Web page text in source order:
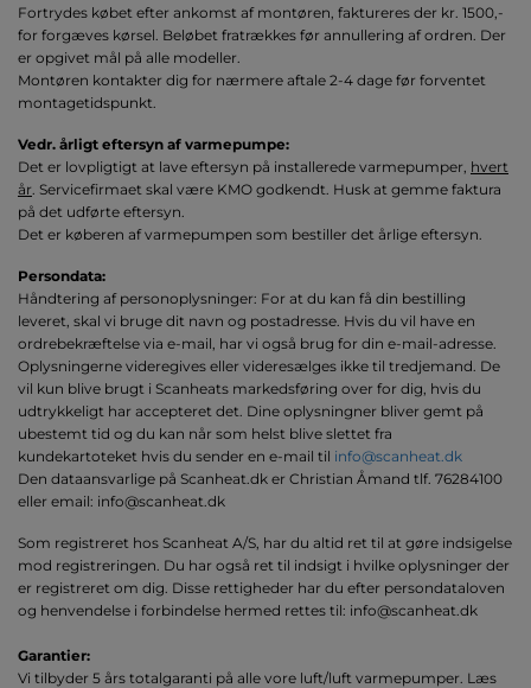
Fortrydes købet efter ankomst af montøren, faktureres der kr. 1500,-
for forgæves kørsel. Beløbet fratrækkes før annullering af ordren. Der
er opgivet mål på alle modeller.
Montøren kontakter dig for nærmere aftale 2-4 dage før forventet
montagetidspunkt.
Vedr. årligt eftersyn af varmepumpe:
Det er lovpligtigt at lave eftersyn på installerede varmepumper, hvert
år . Servicefirmaet skal være KMO godkendt. Husk at gemme faktura
på det udførte eftersyn.
Det er køberen af varmepumpen som bestiller det årlige eftersyn.
Persondata:
Håndtering af personoplysninger: For at du kan få din bestilling
leveret, skal vi bruge dit navn og postadresse. Hvis du vil have en
ordrebekræftelse via e-mail, har vi også brug for din e-mail-adresse.
Oplysningerne videregives eller videresælges ikke til tredjemand. De
vil kun blive brugt i Scanheats markedsføring over for dig, hvis du
udtrykkeligt har accepteret det. Dine oplysningner bliver gemt på
ubestemt tid og du kan når som helst blive slettet fra
kundekartoteket hvis du sender en e-mail til info@scanheat.dk
Den dataansvarlige på Scanheat.dk er Christian Åmand tlf. 76284100
eller email: info@scanheat.dk
Som registreret hos Scanheat A/S, har du altid ret til at gøre indsigelse
mod registreringen. Du har også ret til indsigt i hvilke oplysninger der
er registreret om dig. Disse rettigheder har du efter persondataloven
og henvendelse i forbindelse hermed rettes til: info@scanheat.dk
Garantier:
Vi tilbyder 5 års totalgaranti på alle vore luft/luft varmepumper. Læs